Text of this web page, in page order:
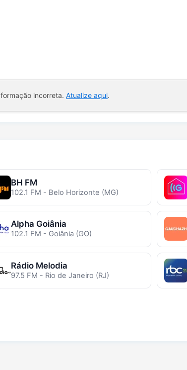
incorreta. Atualize aqui.
BH FM
102.1 FM - Belo Horizonte (MG)
Alpha Goiânia
102.1 FM - Goiânia (GO)
Rádio Melodia
97.5 FM - Rio de Janeiro (RJ)